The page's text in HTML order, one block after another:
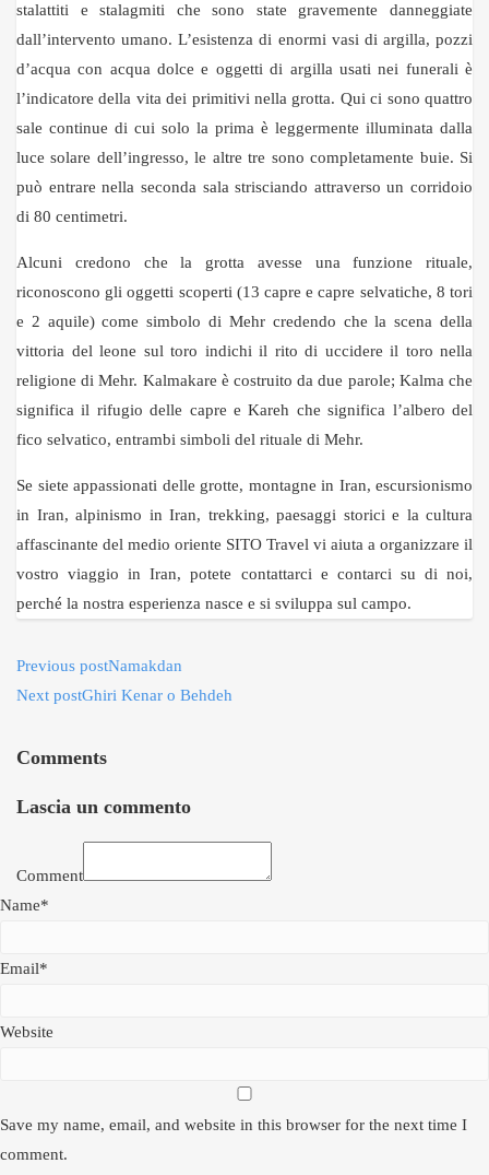
stalattiti e stalagmiti che sono state gravemente danneggiate
dall’intervento umano. L’esistenza di enormi vasi di argilla, pozzi
d’acqua con acqua dolce e oggetti di argilla usati nei funerali è
l’indicatore della vita dei primitivi nella grotta. Qui ci sono quattro
sale continue di cui solo la prima è leggermente illuminata dalla
luce solare dell’ingresso, le altre tre sono completamente buie. Si
può entrare nella seconda sala strisciando attraverso un corridoio
di 80 centimetri.
Alcuni credono che la grotta avesse una funzione rituale,
riconoscono gli oggetti scoperti (13 capre e capre selvatiche, 8 tori
e 2 aquile) come simbolo di Mehr credendo che la scena della
vittoria del leone sul toro indichi il rito di uccidere il toro nella
religione di Mehr. Kalmakare è costruito da due parole; Kalma che
significa il rifugio delle capre e Kareh che significa l’albero del
fico selvatico, entrambi simboli del rituale di Mehr.
Se siete appassionati delle grotte, montagne in Iran, escursionismo
in Iran, alpinismo in Iran, trekking, paesaggi storici e la cultura
affascinante del medio oriente SITO Travel vi aiuta a organizzare il
vostro viaggio in Iran, potete contattarci e contarci su di noi,
perché la nostra esperienza nasce e si sviluppa sul campo.
Previous postNamakdan
Next postGhiri Kenar o Behdeh
Comments
Lascia un commento
Comment
Name*
Email*
Website
Save my name, email, and website in this browser for the next time I
comment.